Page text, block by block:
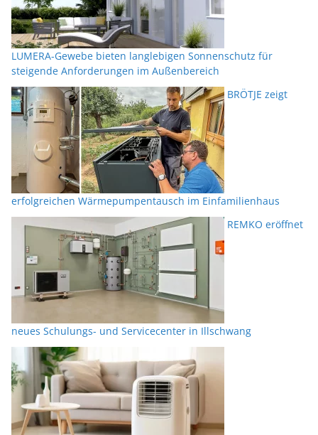
LUMERA-Gewebe bieten langlebigen Sonnenschutz für
steigende Anforderungen im Außenbereich
BRÖTJE zeigt
erfolgreichen Wärmepumpentausch im Einfamilienhaus
REMKO eröffnet
neues Schulungs- und Servicecenter in Illschwang